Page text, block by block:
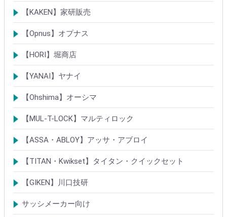
LSシリンダー
錠・ロック製品
【KAKEN】家研販売
ベルウェーブキー
ロック製品
【Opnus】オプナス
シリンダー
ロック製品
【HORI】堀商店
シリンダー
錠・ロック製品
【YANAI】ヤナイ
Rシリーズシリンダー
ロック製品
【Ohshima】オーシマ
シリンダー
錠・ロック製品
【MUL-T-LOCK】マルティロック
シリンダー
南京錠
【ASSA・ABLOY】アッサ・アブロイ
シリンダー
ロック製品
【TITAN・Kwikset】タイタン・クイックセット
シリンダー
錠
【GIKEN】川口技研
鍵ケース/ラッチング
室内錠シリーズ
サッシメーカー向け